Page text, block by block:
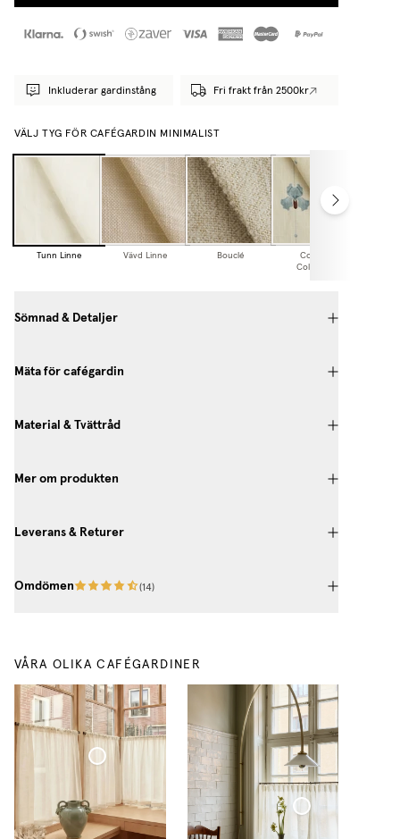
Inkluderar gardinstång Fri frakt från 2500kr
VÄLJ TYG FÖR CAFÉGARDIN MINIMALIST
Tunn Linne Vävd Linne Bouclé
Cottage
Collection
Sömnad & Detaljer
Mäta för cafégardin
Material & Tvättråd
Mer om produkten
Leverans & Returer
Omdömen (14)
VÅRA OLIKA CAFÉGARDINER
Cafégardin Veckad Tunn Linne